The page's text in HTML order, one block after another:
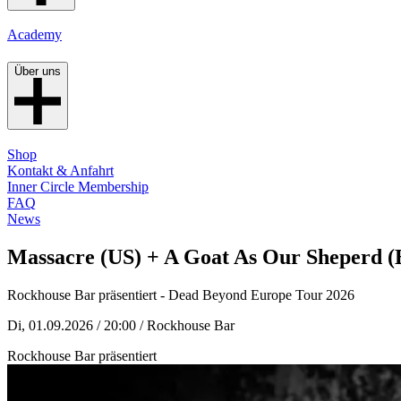
Academy
Über uns
Shop
Kontakt & Anfahrt
Inner Circle Membership
FAQ
News
Massacre (US) + A Goat As Our Sheperd
Rockhouse Bar präsentiert - Dead Beyond Europe Tour 2026
Di, 01.09.2026 / 20:00 / Rockhouse Bar
Rockhouse Bar präsentiert